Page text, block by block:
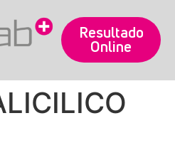
Resultado
Online